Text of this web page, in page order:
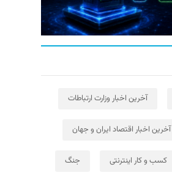
آخرین اخبار وزارت ارتباطات
آخرین اخبار اقتصاد ایران و جهان
کسب و کار اینترنتی جنگ